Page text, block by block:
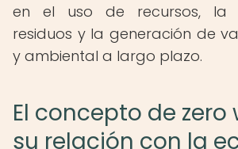
en el uso de recursos, la
residuos y la generación de
y ambiental a largo plazo.
El concepto de zero
su relación con la